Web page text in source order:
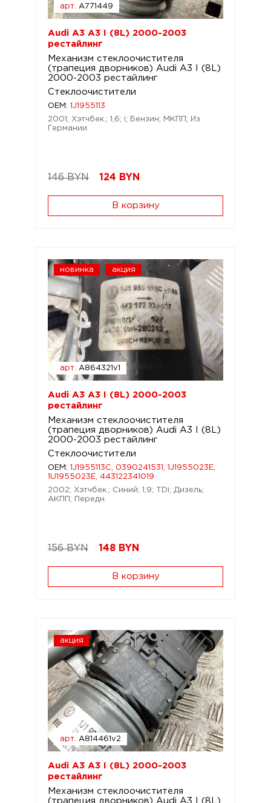
арт. A771449
Audi A3 A3 I (8L) 2000-2003
рестайлинг
Механизм стеклоочистителя
(трапеция дворников) Audi A3 I (8L)
2000-2003 рестайлинг
Стеклоочистители
OEM: 1J1955113
2001; Хэтчбек.; 1,6; i; Бензин; МКПП; Из
Германии.
146 BYN 124 BYN
В корзину
новинка акция
арт. A864321v1
Audi A3 A3 I (8L) 2000-2003
рестайлинг
Механизм стеклоочистителя
(трапеция дворников) Audi A3 I (8L)
2000-2003 рестайлинг
Стеклоочистители
OEM: 1J1955113C, 0390241531, 1J1955023E,
1U1955023E, 443122341019
2002; Хэтчбек.; Синий; 1,9; TDi; Дизель;
АКПП; Передн.
156 BYN 148 BYN
В корзину
акция
арт. A814461v2
Audi A3 A3 I (8L) 2000-2003
рестайлинг
Механизм стеклоочистителя
(трапеция дворников) Audi A3 I (8L)